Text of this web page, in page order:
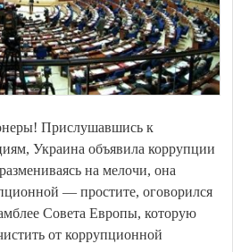
Прислушавшись к
Украина объявила коррупции
на мелочи, она
— простите, оговорился
Совета Европы, которую
от коррупционной